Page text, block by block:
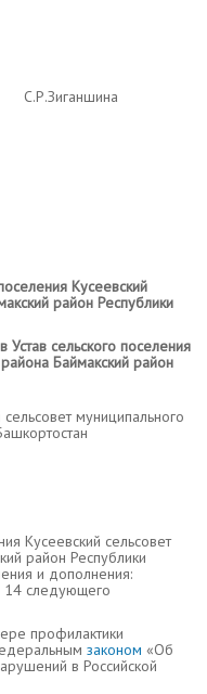
Кусеевский
район Республики
сельского поселения
Баймакский район
муниципального
Кусеевский сельсовет
район Республики
и дополнения:
14 следующего
профилактики
законом «Об
в Российской